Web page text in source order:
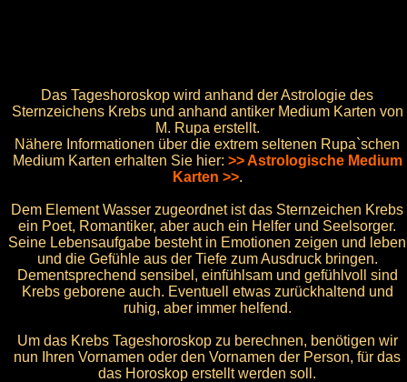
Das Tageshoroskop wird anhand der Astrologie des
Sternzeichens Krebs und anhand antiker Medium Karten von
M. Rupa erstellt.
Nähere Informationen über die extrem seltenen Rupa`schen
Medium Karten erhalten Sie hier: >> Astrologische Medium
Karten >>.
Dem Element Wasser zugeordnet ist das Sternzeichen Krebs
ein Poet, Romantiker, aber auch ein Helfer und Seelsorger.
Seine Lebensaufgabe besteht in Emotionen zeigen und leben
und die Gefühle aus der Tiefe zum Ausdruck bringen.
Dementsprechend sensibel, einfühlsam und gefühlvoll sind
Krebs geborene auch. Eventuell etwas zurückhaltend und
ruhig, aber immer helfend.
Um das Krebs Tageshoroskop zu berechnen, benötigen wir
nun Ihren Vornamen oder den Vornamen der Person, für das
das Horoskop erstellt werden soll.